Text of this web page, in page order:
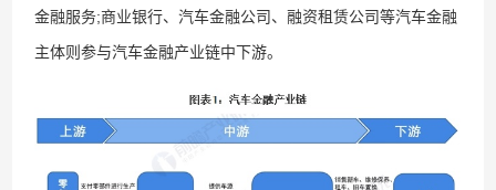
金融服务;商业银行、汽车金融公司、融资租赁公司等汽车金融
主体则参与汽车金融产业链中下游。